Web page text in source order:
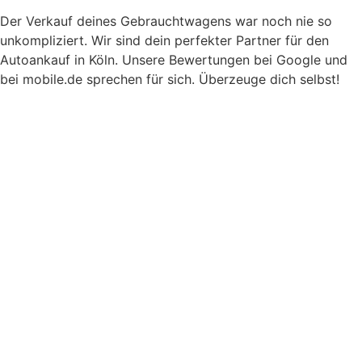
Der Verkauf deines Gebraucht­wagens war noch nie so
unkompliziert. Wir sind dein perfekter Partner für den
Autoankauf in Köln. Unsere Bewertungen bei Google und
bei mobile.de sprechen für sich. Überzeuge dich selbst!